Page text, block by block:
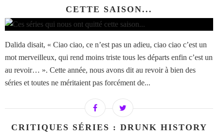
CETTE SAISON...
Dalida disait, « Ciao ciao, ce n’est pas un adieu, ciao ciao c’est un
mot merveilleux, qui rend moins triste tous les départs enfin c’est un
au revoir… ». Cette année, nous avons dit au revoir à bien des
séries et toutes ne méritaient pas forcément de...
CRITIQUES SÉRIES : DRUNK HISTORY